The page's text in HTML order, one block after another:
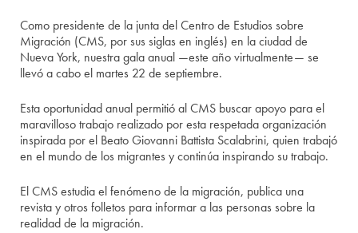
Como presidente de la junta del Centro de Estudios sobre
Migración (CMS, por sus siglas en inglés) en la ciudad de
Nueva York, nuestra gala anual —este año virtualmente— se
llevó a cabo el martes 22 de septiembre.
Esta oportunidad anual permitió al CMS buscar apoyo para el
maravilloso trabajo realizado por esta respetada organización
inspirada por el Beato Giovanni Battista Scalabrini, quien trabajó
en el mundo de los migrantes y continúa inspirando su trabajo.
El CMS estudia el fenómeno de la migración, publica una
revista y otros folletos para informar a las personas sobre la
realidad de la migración.